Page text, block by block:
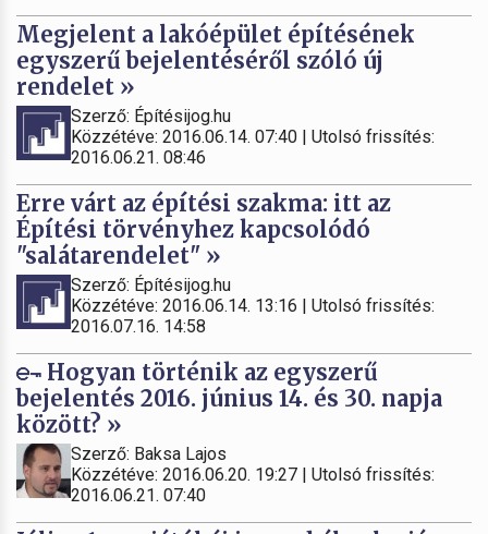
Megjelent a lakóépület építésének
egyszerű bejelentéséről szóló új
rendelet »
Szerző: Építésijog.hu
Közzétéve: 2016.06.14. 07:40 | Utolsó frissítés:
2016.06.21. 08:46
Erre várt az építési szakma: itt az
Építési törvényhez kapcsolódó
"salátarendelet" »
Szerző: Építésijog.hu
Közzétéve: 2016.06.14. 13:16 | Utolsó frissítés:
2016.07.16. 14:58
Hogyan történik az egyszerű
bejelentés 2016. június 14. és 30. napja
között? »
Szerző: Baksa Lajos
Közzétéve: 2016.06.20. 19:27 | Utolsó frissítés:
2016.06.21. 07:40